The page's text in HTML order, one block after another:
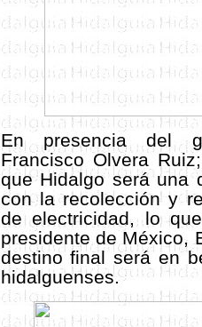
En presencia del
Francisco Olvera
que Hidalgo será una
con la recolección y
de electricidad, lo
presidente de México,
destino final será en
hidalguenses.